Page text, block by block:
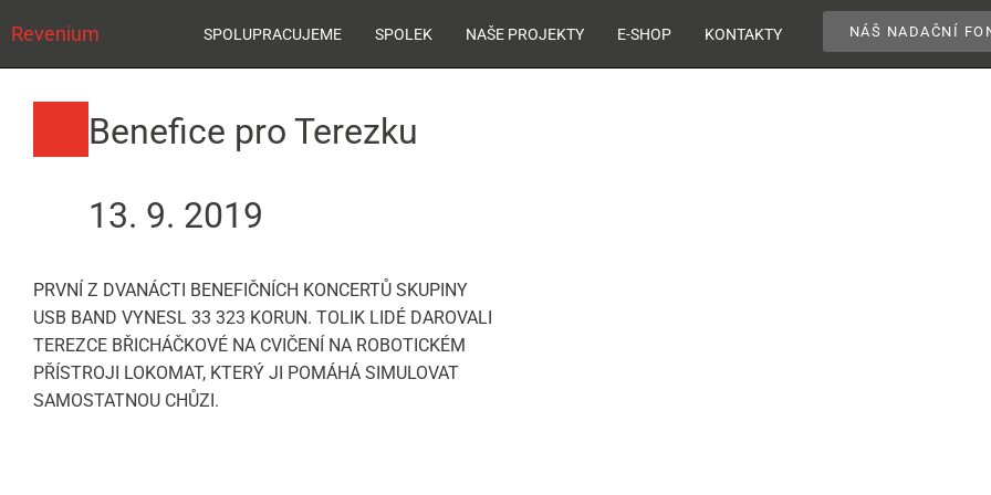
Revenium SPOLUPRACUJEME SPOLEK NAŠE PROJEKTY E-SHOP KONTAKTY NÁŠ NADAČNÍ
Benefice pro Terezku
13. 9. 2019
PRVNÍ Z DVANÁCTI BENEFIČNÍCH KONCERTŮ SKUPINY
USB BAND VYNESL 33 323 KORUN. TOLIK LIDÉ DAROVALI
TEREZCE BŘICHÁČKOVÉ NA CVIČENÍ NA ROBOTICKÉM
PŘÍSTROJI LOKOMAT, KTERÝ JI POMÁHÁ SIMULOVAT
SAMOSTATNOU CHŮZI.